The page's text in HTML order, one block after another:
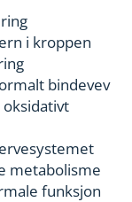
i kroppen
bindevev
metabolisme
funksjon